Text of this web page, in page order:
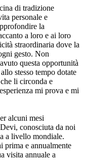
di tradizione
personale e
la
a loro e ai loro
straordinaria dove la
gesto. Non
questa opportunità
stesso tempo dotate
li circonda e
mi prova e mi
alcuni mesi
conosciuta da noi
a livello mondiale.
prima e annualmente
visita annuale a